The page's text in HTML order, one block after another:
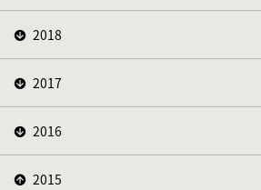
2018
2017
2016
2015